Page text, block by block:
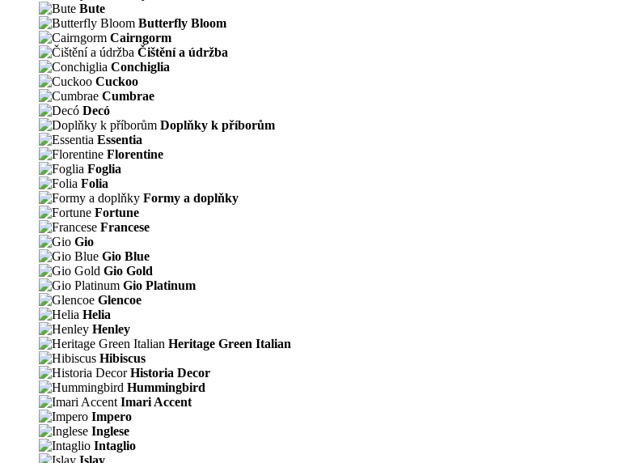
Bute
Butterfly Bloom
Cairngorm
Čištění a údržba
Conchiglia
Cuckoo
Cumbrae
Decó
Doplňky k příborům
Essentia
Florentine
Foglia
Folia
Formy a doplňky
Fortune
Francese
Gio
Gio Blue
Gio Gold
Gio Platinum
Glencoe
Helia
Henley
Heritage Green Italian
Hibiscus
Historia Decor
Hummingbird
Imari Accent
Impero
Inglese
Intaglio
Islay